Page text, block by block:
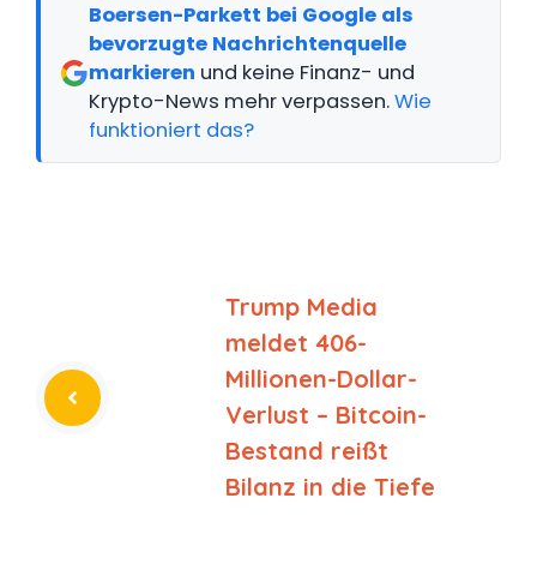
Boersen-Parkett bei Google als
bevorzugte Nachrichtenquelle
markieren und keine Finanz- und
Krypto-News mehr verpassen.Wie
funktioniert das?
Trump Media
meldet 406-
Millionen-Dollar-
Verlust – Bitcoin-
Bestand reißt
Bilanz in die Tiefe